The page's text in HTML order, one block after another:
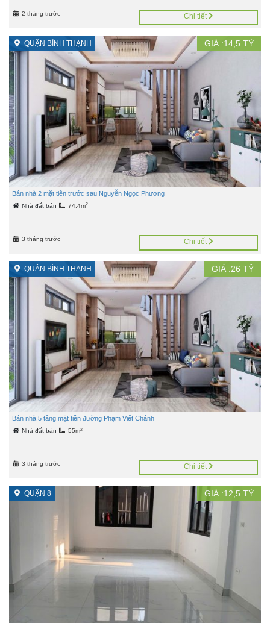
2 tháng trước Chi tiết
QUẬN BÌNH THẠNH GIÁ :14,5 TỶ
Bán nhà 2 mặt tiền trước sau Nguyễn Ngọc Phương
Nhà đất bán 74.4m2
3 tháng trước Chi tiết
QUẬN BÌNH THẠNH GIÁ :26 TỶ
Bán nhà 5 tầng mặt tiền đường Phạm Viết Chánh
Nhà đất bán 55m2
3 tháng trước Chi tiết
QUẬN 8 GIÁ :12,5 TỶ